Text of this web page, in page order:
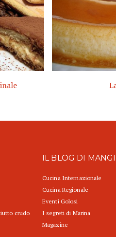
crudo
IL BLOG DI
Cucina Internazionale
Cucina Regionale
Eventi Golosi
I segreti di Marina
Magazine